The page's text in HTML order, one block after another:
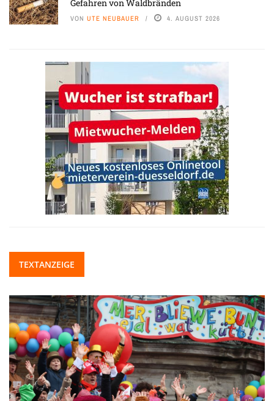
Gefahren von Waldbränden
VON UTE NEUBAUER 4. AUGUST 2026
TEXTANZEIGE